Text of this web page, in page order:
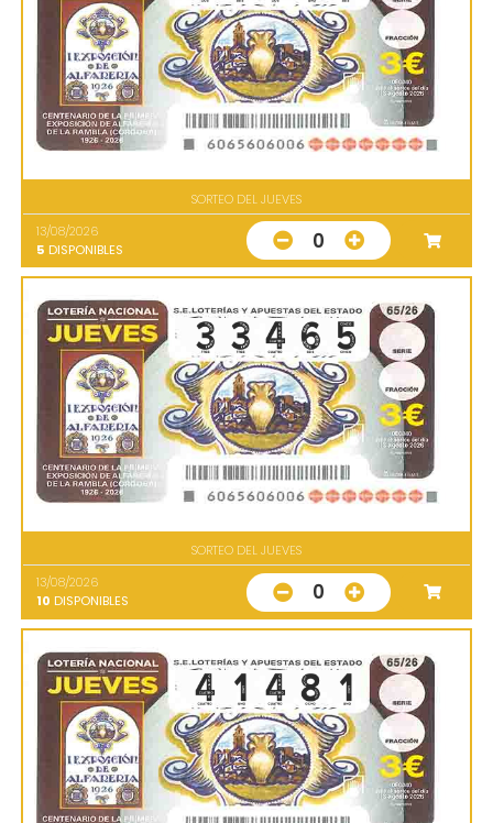
SORTEO DEL JUEVES
13/08/2026
5 DISPONIBLES 0
SORTEO DEL JUEVES
13/08/2026
10 DISPONIBLES 0